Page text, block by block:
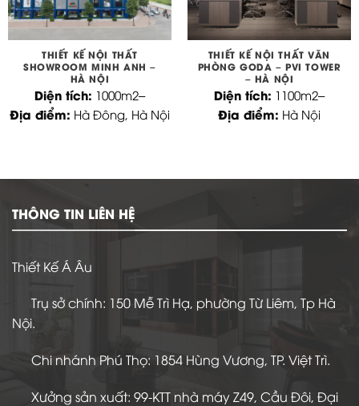
THIẾT KẾ NỘI THẤT
SHOWROOM MINH ANH –
HÀ NỘI
Diện tích: 1000m2–
Địa điểm: Hà Đông, Hà Nội
THIẾT KẾ NỘI THẤT VĂN
PHÒNG GODA – PVI TOWER
– HÀ NỘI
Diện tích: 1100m2–
Địa điểm: Hà Nội
THÔNG TIN LIÊN HỆ
Thiết Kế Á Âu
Trụ sở chính: 150 Mễ Trì Hạ, phường Từ Liêm, Tp Hà
Nội.
Chi nhánh Phú Thọ: 1854 Hùng Vương, TP. Việt Trì.
Xưởng sản xuất: 99-KTT nhà máy Z49, Cầu Đôi, Đại